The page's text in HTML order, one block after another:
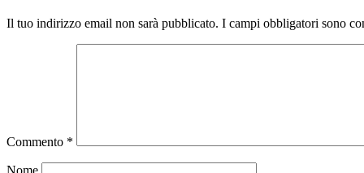
Il tuo indirizzo email non sarà pubblicato. I campi obbligatori sono
Commento *
Nome